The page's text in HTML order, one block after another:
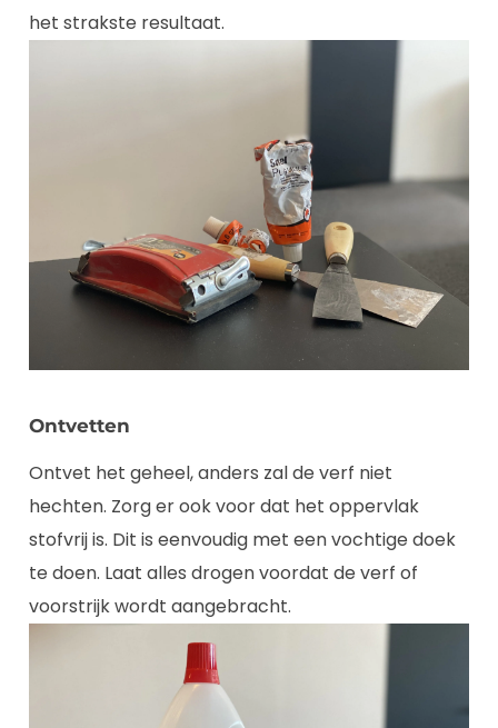
het strakste resultaat.
Ontvetten
Ontvet het geheel, anders zal de verf niet
hechten. Zorg er ook voor dat het oppervlak
stofvrij is. Dit is eenvoudig met een vochtige doek
te doen. Laat alles drogen voordat de verf of
voorstrijk wordt aangebracht.